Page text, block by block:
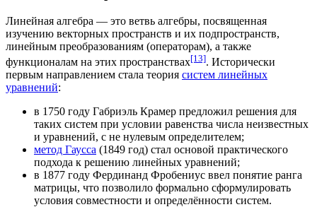
Линейная алгебра — это ветвь алгебры, посвященная
изучению векторных пространств и их подпространств,
линейным преобразованиям (операторам), а также
функционалам на этих пространствах[13]. Исторически
первым направлением стала теория систем линейных
уравнений:
в 1750 году Габриэль Крамер предложил решения для
таких систем при условии равенства числа неизвестных
и уравнений, с не нулевым определителем;
метод Гаусса (1849 год) стал основой практического
подхода к решению линейных уравнений;
в 1877 году Фердинанд Фробениус ввел понятие ранга
матрицы, что позволило формально сформулировать
условия совместности и определённости систем.